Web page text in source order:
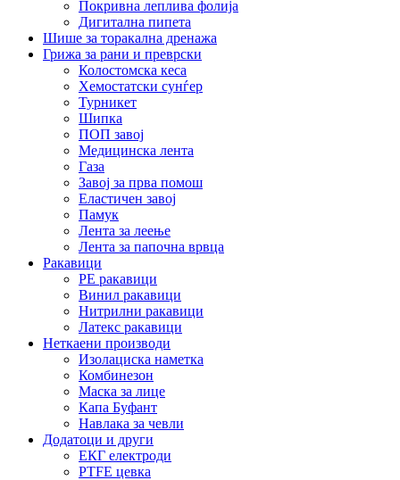
Покривна леплива фолија
Дигитална пипета
Шише за торакална дренажа
Грижа за рани и преврски
Колостомска кеса
Хемостатски сунѓер
Турникет
Шипка
ПОП завој
Медицинска лента
Газа
Завој за прва помош
Еластичен завој
Памук
Лента за леење
Лента за папочна врвца
Ракавици
PE ракавици
Винил ракавици
Нитрилни ракавици
Латекс ракавици
Неткаени производи
Изолациска наметка
Комбинезон
Маска за лице
Капа Буфант
Навлака за чевли
Додатоци и други
ЕКГ електроди
PTFE цевка